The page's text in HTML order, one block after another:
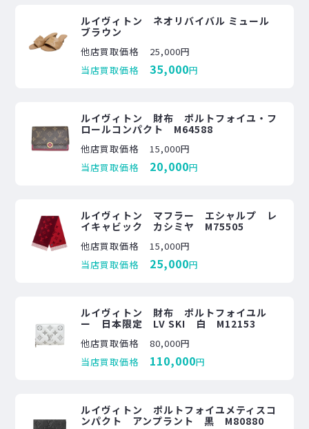
ルイヴィトン ネオリバイバル ミュール
ブラウン
他店買取価格
25,000円
当店買取価格
35,000円
ルイヴィトン 財布 ポルトフォイユ・フ
ロールコンパクト M64588
他店買取価格
15,000円
当店買取価格
20,000円
ルイヴィトン マフラー エシャルプ レ
イキャビック カシミヤ M75505
他店買取価格
15,000円
当店買取価格
25,000円
ルイヴィトン 財布 ポルトフォイユル
ー 日本限定 LV SKI 白 M12153
他店買取価格
80,000円
当店買取価格
110,000円
ルイヴィトン ポルトフォイユメティスコ
ンパクト アンプラント 黒 M80880